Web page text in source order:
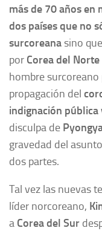
más de 70 años en
dos países que no
surcoreanasino
por Corea del Norte
hombre surcoreano
propagación del
indignación pública
disculpa de
gravedad del
dos partes.
Tal vez las nuevas
líder norcoreano,
a Corea del Sur